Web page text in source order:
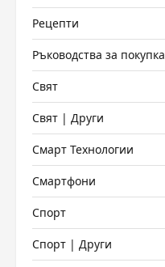
Рецепти
Ръководства за покупка
Свят
Свят | Други
Смарт Технологии
Смартфони
Спорт
Спорт | Други